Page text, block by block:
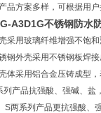
品方案多样，可根据用
A3D1G不锈钢防水
采用玻璃纤维增强不饱
钢外壳采用不锈钢板焊
体采用铝合金压铸成型
列产品抗强酸、强碱、盐
S两系列产品更抗强酸、